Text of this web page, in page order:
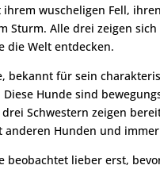
wuscheligen Fell,
Sturm. Alle drei zeigen
die Welt entdecken.
bekannt für sein
Diese Hunde sind
Schwestern zeigen
Hunden und
lieber erst,